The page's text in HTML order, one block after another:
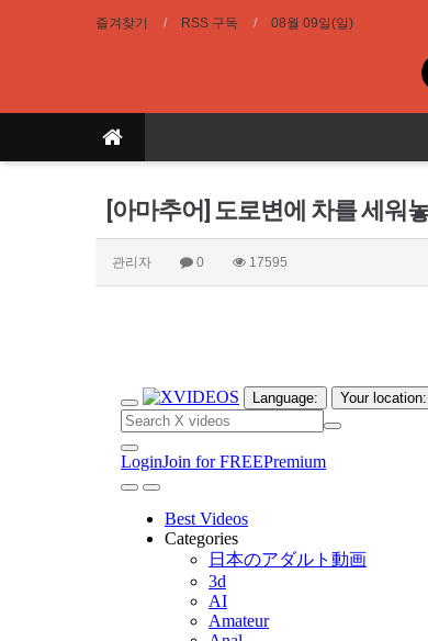
즐겨찾기 RSS 구독 08월 09일(일)
[아마추어] 도로변에 차를 세워
관리자 0 17595